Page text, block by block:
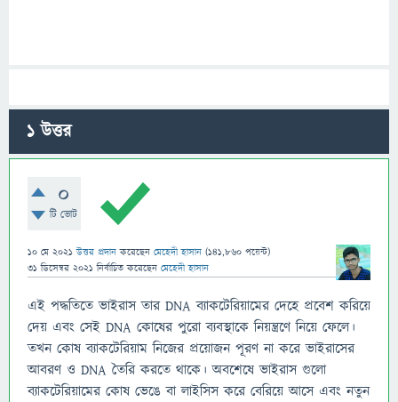
1উত্তর
0
টি ভোট
10 মে 2021 উত্তর প্রদান করেছেন মেহেদী হাসান (141,860 পয়েন্ট)
31 ডিসেম্বর 2021 নির্বাচিত করেছেন মেহেদী হাসান
এই পদ্ধতিতে ভাইরাস তার DNA ব্যাকটেরিয়ামের দেহে প্রবেশ করিয়ে
দেয় এবং সেই DNA কোষের পুরো ব্যবস্থাকে নিয়ন্ত্রণে নিয়ে ফেলে।
তখন কোষ ব্যাকটেরিয়াম নিজের প্রয়োজন পূরণ না করে ভাইরাসের
আবরণ ও DNA তৈরি করতে থাকে। অবশেষে ভাইরাস গুলো
ব্যাকটেরিয়ামের কোষ ভেঙে বা লাইসিস করে বেরিয়ে আসে এবং নতুন